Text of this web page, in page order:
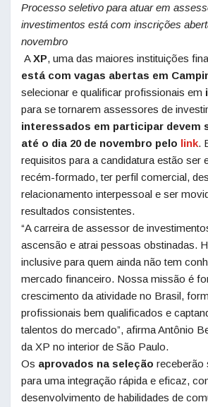
Processo seletivo para atuar em
investimentos está com inscrições
novembro
AXP, uma das maiores instituições
está com vagas abertas em
selecionar e qualificar profissionais em
para se tornarem assessores de
interessados em participar devem
até o dia 20 de novembro pelo link.
requisitos para a candidatura estão ser
recém-formado, ter perfil comercial,
relacionamento interpessoal e ser
resultados consistentes.
“A carreira de assessor de
ascensão e atrai pessoas obstinadas.
inclusive para quem ainda não tem
mercado financeiro. Nossa missão é
crescimento da atividade no Brasil,
profissionais bem qualificados e
talentos do mercado”, afirma Antônio
da XP no interior de São Paulo.
Os aprovados na seleção receberão
para uma integração rápida e eficaz,
desenvolvimento de habilidades de